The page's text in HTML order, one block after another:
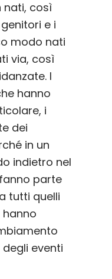
nati, così
e i
modo nati
via, così
I
hanno
i
dei
in un
indietro nel
parte
tutti quelli
eventi